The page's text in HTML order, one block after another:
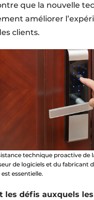
que la nouvelle
améliorer
clients.
technique proactive de
de logiciels et du fabricant
est essentielle.
les défis auxquels